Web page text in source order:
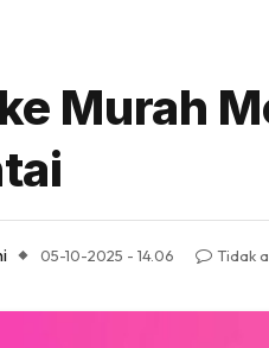
Murah
05-10-2025 - 14.06 Tidak